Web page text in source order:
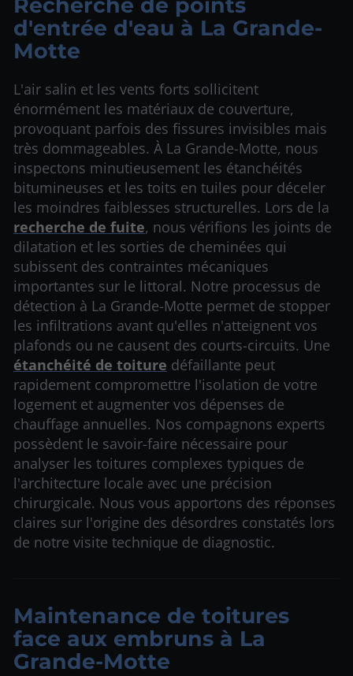
Recherche de points
d'entrée d'eau à La Grande-
Motte
L'air salin et les vents forts sollicitent
énormément les matériaux de couverture,
provoquant parfois des fissures invisibles mais
très dommageables. À La Grande-Motte, nous
inspectons minutieusement les étanchéités
bitumineuses et les toits en tuiles pour déceler
les moindres faiblesses structurelles. Lors de la
recherche de fuite, nous vérifions les joints de
dilatation et les sorties de cheminées qui
subissent des contraintes mécaniques
importantes sur le littoral. Notre processus de
détection à La Grande-Motte permet de stopper
les infiltrations avant qu'elles n'atteignent vos
plafonds ou ne causent des courts-circuits. Une
étanchéité de toiture défaillante peut
rapidement compromettre l'isolation de votre
logement et augmenter vos dépenses de
chauffage annuelles. Nos compagnons experts
possèdent le savoir-faire nécessaire pour
analyser les toitures complexes typiques de
l'architecture locale avec une précision
chirurgicale. Nous vous apportons des réponses
claires sur l'origine des désordres constatés lors
de notre visite technique de diagnostic.
Maintenance de toitures
face aux embruns à La
Grande-Motte